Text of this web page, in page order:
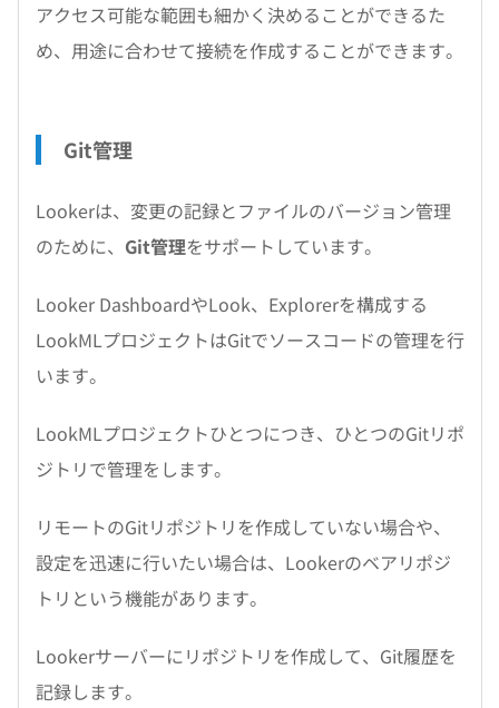
アクセス可能な範囲も細かく決めることができるた
め、用途に合わせて接続を作成することができます。
Git管理
Lookerは、変更の記録とファイルのバージョン管理
のために、 Git管理をサポートしています。
Looker DashboardやLook、Explorerを構成する
LookMLプロジェクトはGitでソースコードの管理を行
います。
LookMLプロジェクトひとつにつき、ひとつのGitリポ
ジトリで管理をします。
リモートのGitリポジトリを作成していない場合や、
設定を迅速に行いたい場合は、Lookerのベアリポジ
トリという機能があります。
Lookerサーバーにリポジトリを作成して、Git履歴を
記録します。